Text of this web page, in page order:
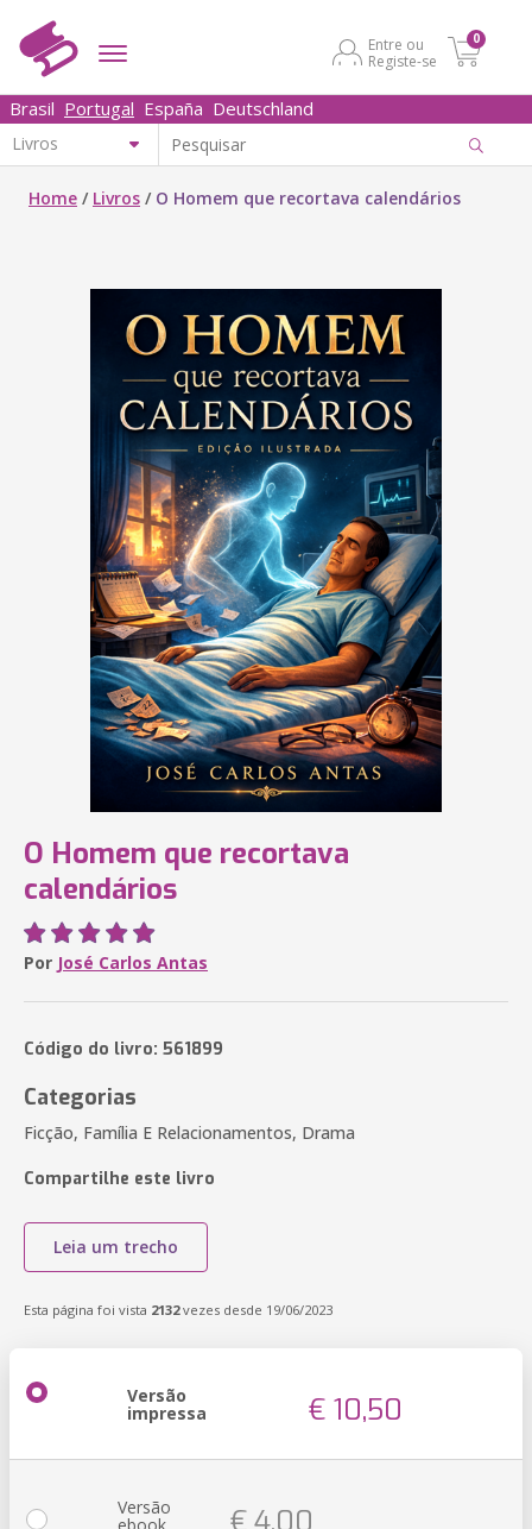
Entre ou
Registe-se
0
Brasil Portugal España Deutschland
Home / Livros / O Homem que recortava calendários
O Homem que recortava
calendários
Por José Carlos Antas
Código do livro: 561899
Categorias
Ficção, Família E Relacionamentos, Drama
Compartilhe este livro
Leia um trecho
Esta página foi vista 2132vezes desde 19/06/2023
Versão
impressa € 10,50
Versão